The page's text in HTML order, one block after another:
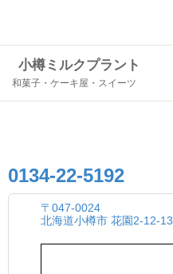
小樽ミルクプラント
和菓子・ケーキ屋・スイーツ
0134-22-5192
〒047-0024
北海道小樽市 花園2-12-13